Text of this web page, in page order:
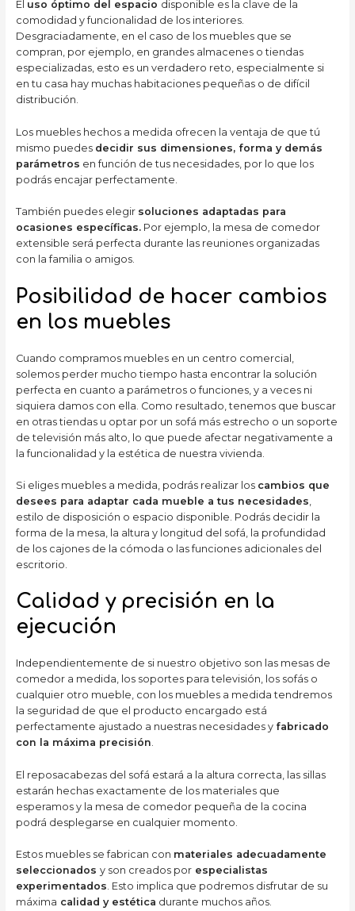
El uso óptimo del espacio disponible es la clave de la
comodidad y funcionalidad de los interiores.
Desgraciadamente, en el caso de los muebles que se
compran, por ejemplo, en grandes almacenes o tiendas
especializadas, esto es un verdadero reto, especialmente si
en tu casa hay muchas habitaciones pequeñas o de difícil
distribución.
Los muebles hechos a medida ofrecen la ventaja de que tú
mismo puedes decidir sus dimensiones, forma y demás
parámetros en función de tus necesidades, por lo que los
podrás encajar perfectamente.
También puedes elegir soluciones adaptadas para
ocasiones específicas.Por ejemplo, la mesa de comedor
extensible será perfecta durante las reuniones organizadas
con la familia o amigos.
Posibilidad de hacer cambios
en los muebles
Cuando compramos muebles en un centro comercial,
solemos perder mucho tiempo hasta encontrar la solución
perfecta en cuanto a parámetros o funciones, y a veces ni
siquiera damos con ella. Como resultado, tenemos que buscar
en otras tiendas u optar por un sofá más estrecho o un soporte
de televisión más alto, lo que puede afectar negativamente a
la funcionalidad y la estética de nuestra vivienda.
Si eliges muebles a medida, podrás realizar los cambios que
desees para adaptar cada mueble a tus necesidades,
estilo de disposición o espacio disponible. Podrás decidir la
forma de la mesa, la altura y longitud del sofá, la profundidad
de los cajones de la cómoda o las funciones adicionales del
escritorio.
Calidad y precisión en la
ejecución
Independientemente de si nuestro objetivo son las mesas de
comedor a medida, los soportes para televisión, los sofás o
cualquier otro mueble, con los muebles a medida tendremos
la seguridad de que el producto encargado está
perfectamente ajustado a nuestras necesidades y fabricado
con la máxima precisión.
El reposacabezas del sofá estará a la altura correcta, las sillas
estarán hechas exactamente de los materiales que
esperamos y la mesa de comedor pequeña de la cocina
podrá desplegarse en cualquier momento.
Estos muebles se fabrican con materiales adecuadamente
seleccionados y son creados porespecialistas
experimentados. Esto implica que podremos disfrutar de su
máxima calidad y estética durante muchos años.